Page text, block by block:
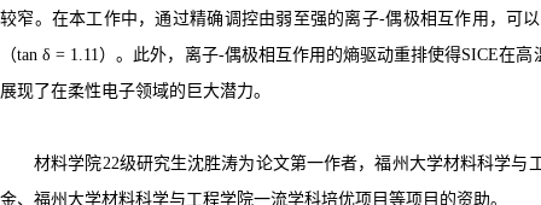
较窄。在本工作中，通过精确调控由弱至强的离子-偶极相互作用，可
（tan δ = 1.11）。此外，离子-偶极相互作用的熵驱动重排使得SICE在高
展现了在柔性电子领域的巨大潜力。
材料学院22级研究生沈胜涛为论文第一作者，福州大学材料科学与
金、福州大学材料科学与工程学院一流学科培优项目等项目的资助。